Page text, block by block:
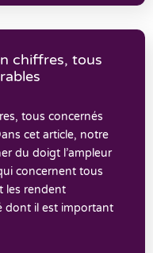
chiffres, tous
tous concernés
cet article, notre
du doigt l’ampleur
concernent tous
les rendent
dont il est important